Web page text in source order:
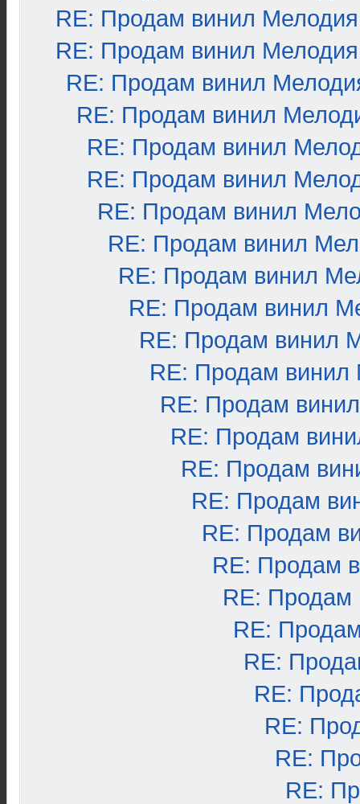
RE: Продам винил Мелодия
RE: Продам винил Мелодия
RE: Продам винил
RE: Продам винил
RE: Продам винил
RE: Продам винил
RE: Продам винил
RE: Продам винил
RE: Продам винил
RE: Продам винил
RE: Продам винил
RE: Продам винил
RE: Продам
RE: Продам
RE: Продам
RE: Продам
RE: Продам
RE: Продам
RE: Продам
RE:
RE:
RE:
RE:
RE:
RE: